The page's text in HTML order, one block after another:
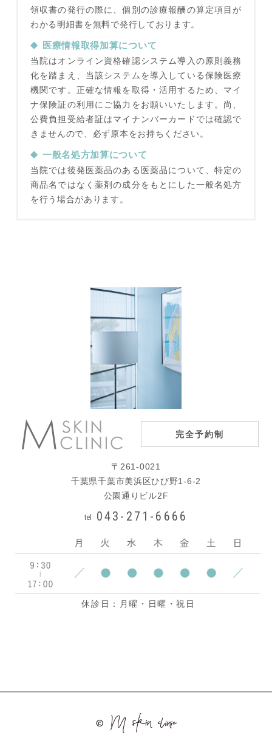
領収書の発行の際に、個別の診療報酬の算定項目が
わかる明細書を無料で発行しております。
医療情報取得加算について
当院はオンライン資格確認システム導入の原則義務
化を踏まえ、当該システムを導入している保険医療
機関です。正確な情報を取得・活用するため、マイ
ナ保険証の利用にご協力をお願いいたします。尚、
公費負担受給者証はマイナンバーカードでは確認で
きませんので、必ず原本をお持ちください。
一般名処方加算について
当院では後発医薬品のある医薬品について、特定の
商品名ではなく薬剤の成分をもとにした一般名処方
を行う場合があります。
完全予約制
〒261-0021
千葉県千葉市美浜区ひび野1-6-2
公園通りビル2F
tel 043-271-6666
休診日：月曜・日曜・祝日